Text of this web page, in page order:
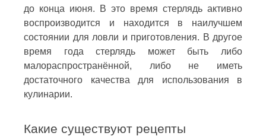
до конца июня. В это время стерлядь активно
воспроизводится и находится в наилучшем
состоянии для ловли и приготовления. В другое
время года стерлядь может быть либо
малораспространённой, либо не иметь
достаточного качества для использования в
кулинарии.
Какие существуют рецепты